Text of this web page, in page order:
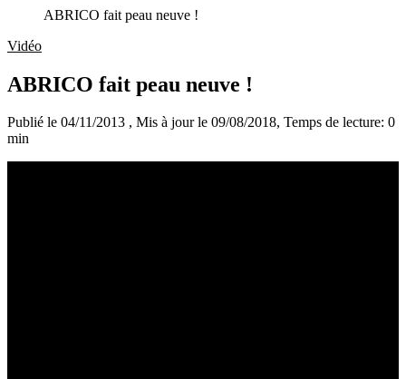
ABRICO fait peau neuve !
Vidéo
ABRICO fait peau neuve !
Publié le 04/11/2013 , Mis à jour le 09/08/2018, Temps de lecture: 0
min